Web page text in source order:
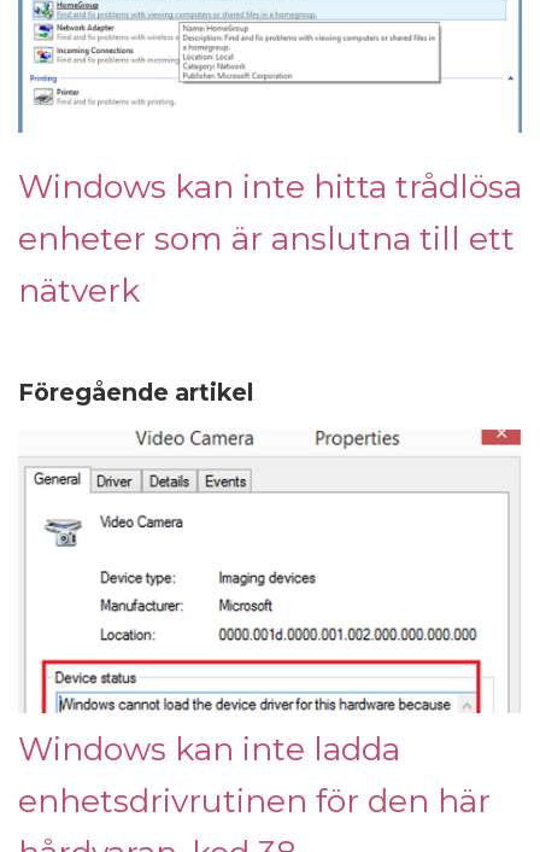
Windows kan inte hitta trådlösa
enheter som är anslutna till ett
nätverk
Föregående artikel
Windows kan inte ladda
enhetsdrivrutinen för den här